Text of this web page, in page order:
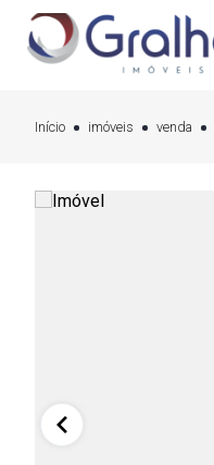
Início imóveis venda